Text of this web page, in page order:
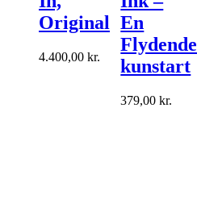
Original
4.400,00 kr.
En
Flydende
kunstart
379,00kr.